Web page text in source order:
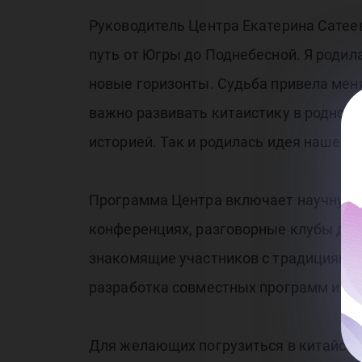
Руководитель Центра Екатерина
путь от Югры до Поднебесной. Я
новые горизонты. Судьба привела
важно развивать китаистику в
историей. Так и родилась идея
Программа Центра включает научную
конференциях, разговорные клубы
знакомящие участников с
разработка совместных программ и
Для желающих погрузиться в